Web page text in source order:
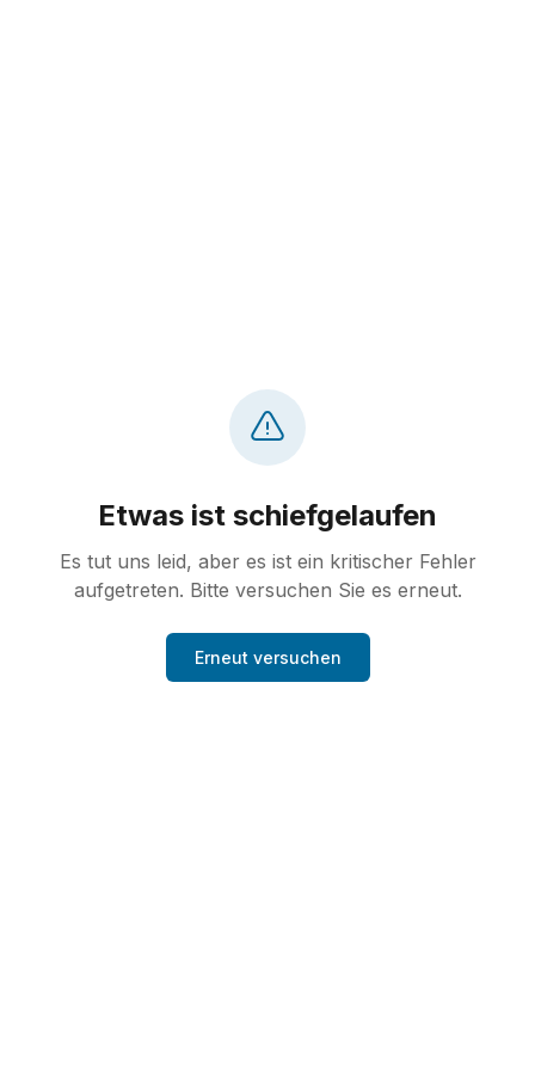
Etwas ist schiefgelaufen
Es tut uns leid, aber es ist ein kritischer Fehler
aufgetreten. Bitte versuchen Sie es erneut.
Erneut versuchen